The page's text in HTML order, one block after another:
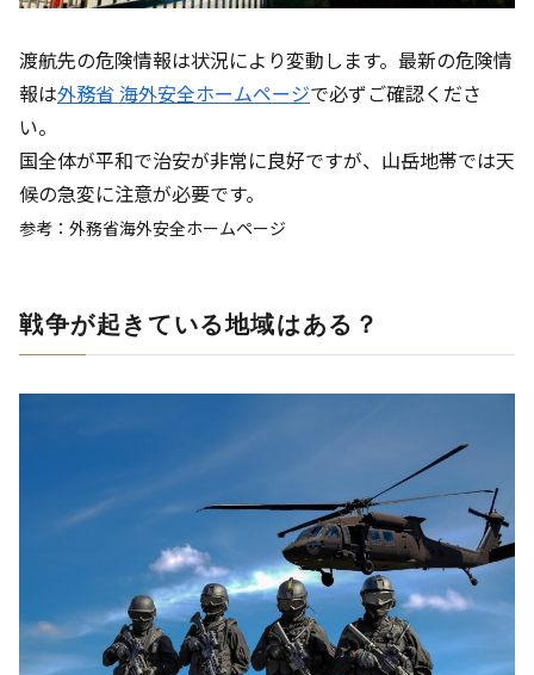
渡航先の危険情報は状況により変動します。最新の危険情
報は外務省 海外安全ホームページで必ずご確認くださ
い。
国全体が平和で治安が非常に良好ですが、山岳地帯では天
候の急変に注意が必要です。
参考：外務省海外安全ホームページ
戦争が起きている地域はある？